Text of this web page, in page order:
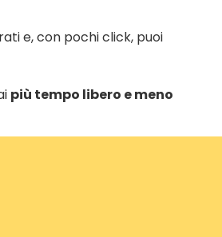
e, con pochi click, puoi
più tempo libero e meno